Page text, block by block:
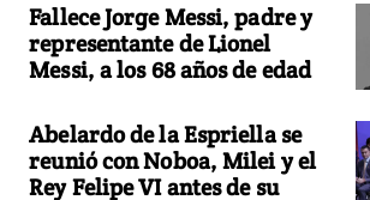
Fallece Jorge Messi, padre y
representante de Lionel
Messi, a los 68 años de edad
Abelardo de la Espriella se
reunió con Noboa, Milei y el
Rey Felipe VI antes de su